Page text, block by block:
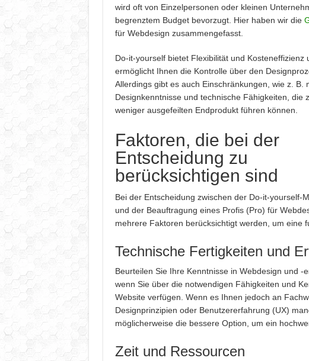
wird oft von Einzelpersonen oder kleinen
begrenztem Budget bevorzugt. Hier haben wir die
für Webdesign zusammengefasst.
Do-it-yourself bietet Flexibilität und Kosteneffizienz
ermöglicht Ihnen die Kontrolle über den
Allerdings gibt es auch Einschränkungen, wie z. B.
Designkenntnisse und technische Fähigkeiten, die
weniger ausgefeilten Endprodukt führen können.
Faktoren, die bei der
Entscheidung zu
berücksichtigen sind
Bei der Entscheidung zwischen der Do-it-yourself-
und der Beauftragung eines Profis (Pro) für
mehrere Faktoren berücksichtigt werden, um eine
Technische Fertigkeiten und
Beurteilen Sie Ihre Kenntnisse in Webdesign und
wenn Sie über die notwendigen Fähigkeiten und
Website verfügen. Wenn es Ihnen jedoch an
Designprinzipien oder Benutzererfahrung (UX)
möglicherweise die bessere Option, um ein
Zeit und Ressourcen